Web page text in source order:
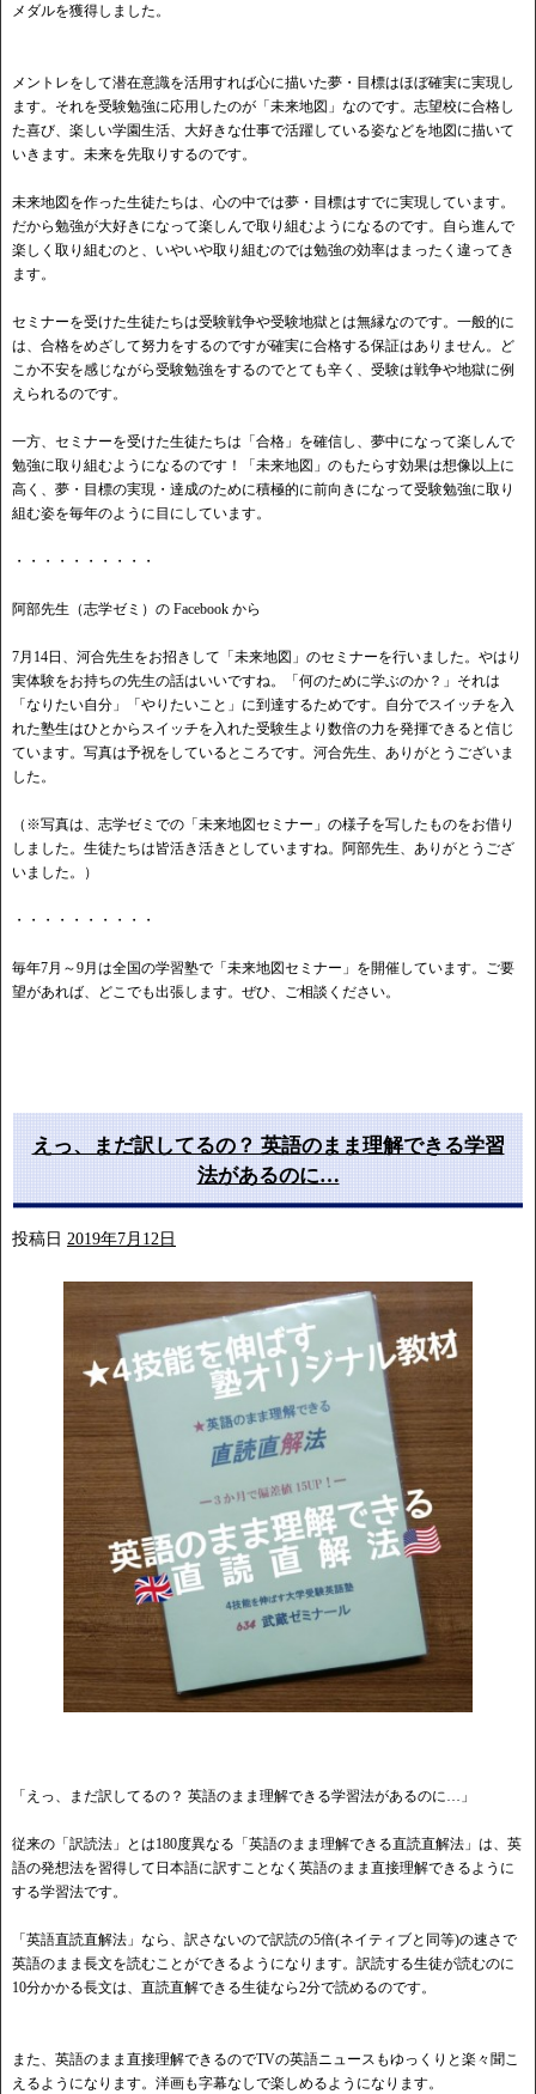
メダルを獲得しました。
メントレをして潜在意識を活用すれば心に描いた夢・目標はほぼ確実に実現し
ます。それを受験勉強に応用したのが「未来地図」なのです。志望校に合格し
た喜び、楽しい学園生活、大好きな仕事で活躍している姿などを地図に描いて
いきます。未来を先取りするのです。
未来地図を作った生徒たちは、心の中では夢・目標はすでに実現しています。
だから勉強が大好きになって楽しんで取り組むようになるのです。自ら進んで
楽しく取り組むのと、いやいや取り組むのでは勉強の効率はまったく違ってき
ます。
セミナーを受けた生徒たちは受験戦争や受験地獄とは無縁なのです。一般的に
は、合格をめざして努力をするのですが確実に合格する保証はありません。ど
こか不安を感じながら受験勉強をするのでとても辛く、受験は戦争や地獄に例
えられるのです。
一方、セミナーを受けた生徒たちは「合格」を確信し、夢中になって楽しんで
勉強に取り組むようになるのです！「未来地図」のもたらす効果は想像以上に
高く、夢・目標の実現・達成のために積極的に前向きになって受験勉強に取り
組む姿を毎年のように目にしています。
・・・・・・・・・・
阿部先生（志学ゼミ）の Facebook から
7月14日、河合先生をお招きして「未来地図」のセミナーを行いました。やはり
実体験をお持ちの先生の話はいいですね。「何のために学ぶのか？」それは
「なりたい自分」「やりたいこと」に到達するためです。自分でスイッチを入
れた塾生はひとからスイッチを入れた受験生より数倍の力を発揮できると信じ
ています。写真は予祝をしているところです。河合先生、ありがとうございま
した。
（※写真は、志学ゼミでの「未来地図セミナー」の様子を写したものをお借り
しました。生徒たちは皆活き活きとしていますね。阿部先生、ありがとうござ
いました。）
・・・・・・・・・・
毎年7月～9月は全国の学習塾で「未来地図セミナー」を開催しています。ご要
望があれば、どこでも出張します。ぜひ、ご相談ください。
えっ、まだ訳してるの？ 英語のまま理解できる学習
法があるのに…
投稿日 2019年7月12日
「えっ、まだ訳してるの？ 英語のまま理解できる学習法があるのに…」
従来の「訳読法」とは180度異なる「英語のまま理解できる直読直解法」は、英
語の発想法を習得して日本語に訳すことなく英語のまま直接理解できるように
する学習法です。
「英語直読直解法」なら、訳さないので訳読の5倍(ネイティブと同等)の速さで
英語のまま長文を読むことができるようになります。訳読する生徒が読むのに
10分かかる長文は、直読直解できる生徒なら2分で読めるのです。
また、英語のまま直接理解できるのでTVの英語ニュースもゆっくりと楽々聞こ
えるようになります。洋画も字幕なしで楽しめるようになります。